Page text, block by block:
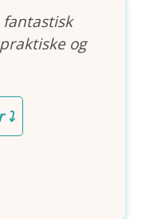
fantastisk
og
⤵